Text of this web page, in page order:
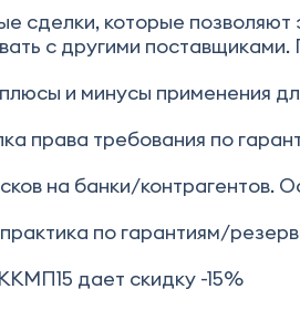
сделки, которые
с другими
плюсы и минусы применения
права требования по
на банки/контрагентов.
по гарантиям/
дает скидку -15%